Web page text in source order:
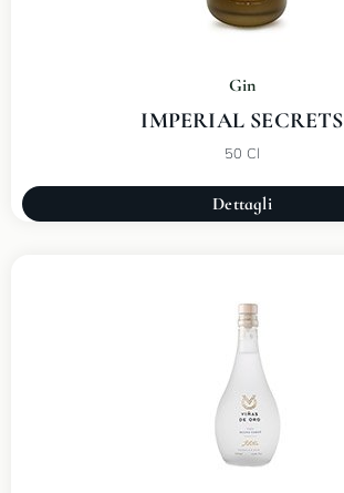
Gin
IMPERIAL SECRETS
50 Cl
Dettagli